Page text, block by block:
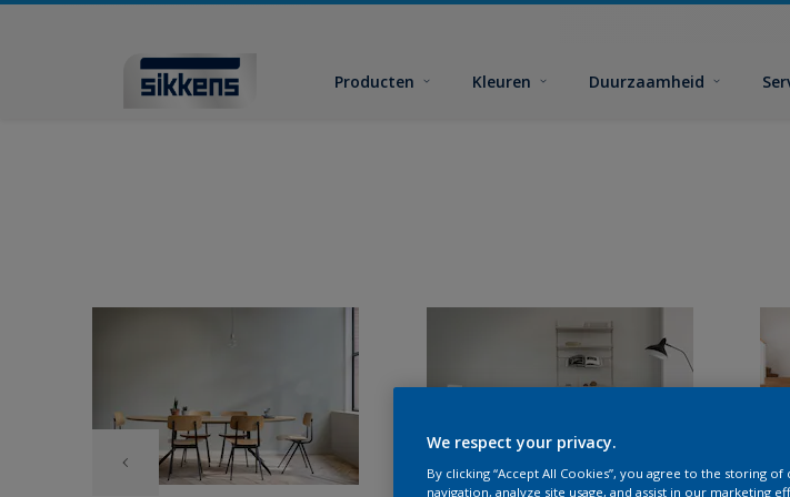
Producten Kleuren Duurzaamheid
We respect your privacy.
By clicking “Accept All Cookies”, you agree to the storing
navigation, analyze site usage, and assist in our marketing